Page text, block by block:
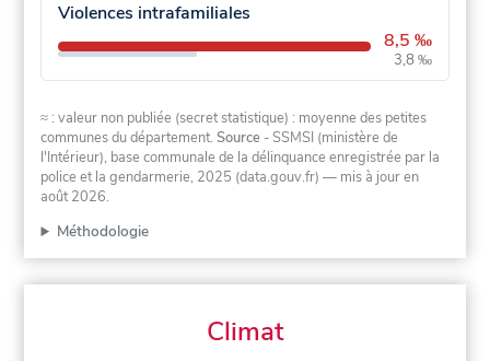
Violences intrafamiliales
8,5 ‰
3,8 ‰
≈ : valeur non publiée (secret statistique) : moyenne des petites
communes du département.Source - SSMSI (ministère de
l'Intérieur), base communale de la délinquance enregistrée par la
police et la gendarmerie, 2025 (data.gouv.fr) — mis à jour en
août 2026.
Méthodologie
Climat